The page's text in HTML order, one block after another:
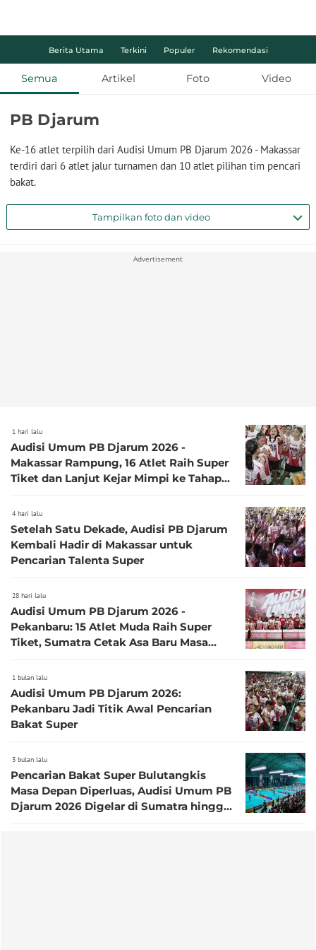
Berita Utama Terkini Populer Rekomendasi
Semua Artikel Foto Video
PB Djarum
Ke-16 atlet terpilih dari Audisi Umum PB Djarum 2026 - Makassar
terdiri dari 6 atlet jalur turnamen dan 10 atlet pilihan tim pencari
bakat.
Tampilkan foto dan video
Advertisement
1 hari lalu
Audisi Umum PB Djarum 2026 -
Makassar Rampung, 16 Atlet Raih Super
Tiket dan Lanjut Kejar Mimpi ke Tahap
4 hari lalu
Setelah Satu Dekade, Audisi PB Djarum
Kembali Hadir di Makassar untuk
Pencarian Talenta Super
28 hari lalu
Audisi Umum PB Djarum 2026 -
Pekanbaru: 15 Atlet Muda Raih Super
Tiket, Sumatra Cetak Asa Baru Masa
1 bulan lalu
Audisi Umum PB Djarum 2026:
Pekanbaru Jadi Titik Awal Pencarian
Bakat Super
3 bulan lalu
Pencarian Bakat Super Bulutangkis
Masa Depan Diperluas, Audisi Umum PB
Djarum 2026 Digelar di Sumatra hingga